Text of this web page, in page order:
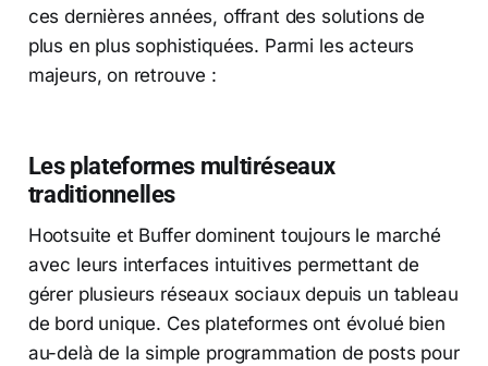
ces dernières années, offrant des solutions de
plus en plus sophistiquées. Parmi les acteurs
majeurs, on retrouve :
Les plateformes multiréseaux
traditionnelles
Hootsuite et Buffer dominent toujours le marché
avec leurs interfaces intuitives permettant de
gérer plusieurs réseaux sociaux depuis un tableau
de bord unique. Ces plateformes ont évolué bien
au-delà de la simple programmation de posts pour